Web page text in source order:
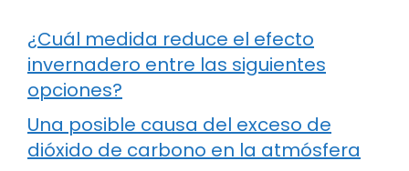
¿Cuál medida reduce el efecto
invernadero entre las siguientes
opciones?
Una posible causa del exceso de
dióxido de carbono en la atmósfera